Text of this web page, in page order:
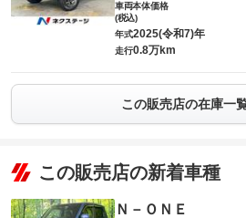
車両本体価格
(税込)
年式2025(令和7)年
走行0.8万km
この販売店の在庫一
この販売店の新着車種
Ｎ－ＯＮＥ